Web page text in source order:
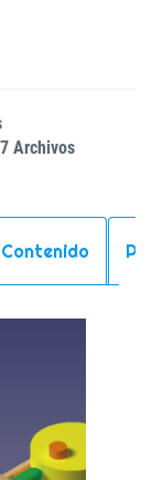
7 Archivos
Contenido